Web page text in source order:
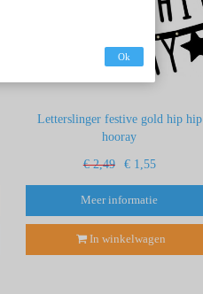
Ok
Letterslinger festive gold hip hip
hooray
€ 2,49 € 1,55
Meer informatie
In winkelwagen